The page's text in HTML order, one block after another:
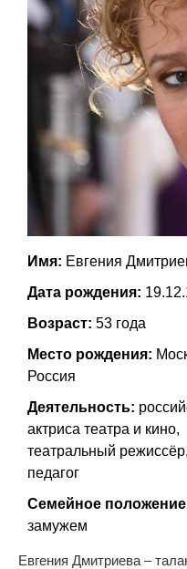
Имя: Евгения
Дата рождения:
Возраст: 53 года
Место рождения:
Россия
Деятельность:
актриса театра и кино,
театральный режиссёр,
педагог
Семейное
замужем
Евгения Дмитриева –